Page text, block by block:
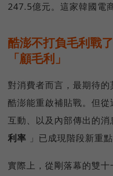
247.5億元。這家韓國電
酷澎不打負毛利戰
「顧毛利」
對消費者而言，最期待
酷澎能重啟補貼戰。但
互動、以及內部傳出的消
利率 」已成現階段新重點
實際上，從剛落幕的雙